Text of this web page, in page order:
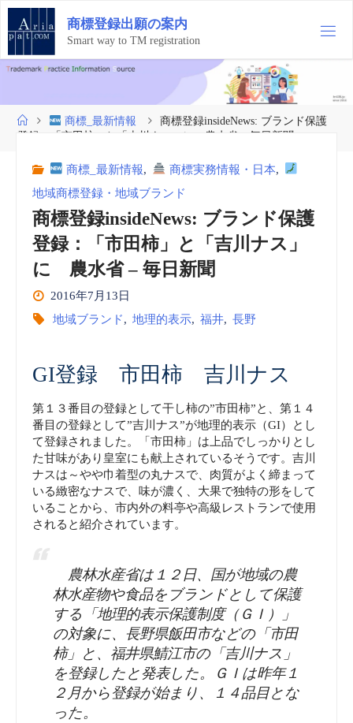
コ
テ
ン
ツ
ス
商標登録出願の案内
Smart way to TM registration
ホ
ー
商標_最新情報
商標登録insideNews: ブランド保護
登録：「市田柿」と「吉川ナス」に 農水省 – 毎日新聞
商標_最新情報, 商標実務情報・日本,
地域商標登録・地域ブランド
商標登録insideNews: ブランド保護
登録：「市田柿」と「吉川ナス」
に 農水省 – 毎日新聞
2016年7月13日
地域ブランド, 地理的表示, 福井, 長野
GI登録 市田柿 吉川ナス
第１３番目の登録として干し柿の”市田柿”と、第１４
番目の登録として”吉川ナス”が地理的表示（GI）とし
て登録されました。「市田柿」は上品でしっかりとし
た甘味があり皇室にも献上されているそうです。吉川
ナスは～やや巾着型の丸ナスで、肉質がよく締まって
いる緻密なナスで、味が濃く、大果で独特の形をして
いることから、市内外の料亭や高級レストランで使用
されると紹介されています。
農林水産省は１２日、国が地域の農
林水産物や食品をブランドとして保護
する「地理的表示保護制度（ＧＩ）」
の対象に、長野県飯田市などの「市田
柿」と、福井県鯖江市の「吉川ナス」
を登録したと発表した。ＧＩは昨年１
２月から登録が始まり、１４品目とな
った。